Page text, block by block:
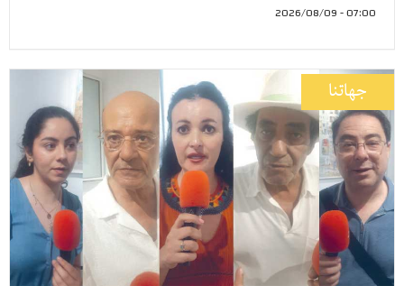
07:00 - 2026/08/09
جهاتنا